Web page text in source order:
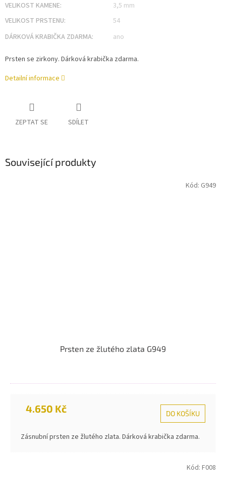
VELIKOST KAMENE:
3,5 mm
VELIKOST PRSTENU:
54
DÁRKOVÁ KRABIČKA ZDARMA: ano
Prsten se zirkony. Dárková krabička zdarma.
Detailní informace
ZEPTAT SE SDÍLET
Související produkty
Prsten ze žlutého zlata G949
4.650 Kč DO KOŠÍKU
Zásnubní prsten ze žlutého zlata. Dárková krabička zdarma.
Kód: G949
Kód: F008